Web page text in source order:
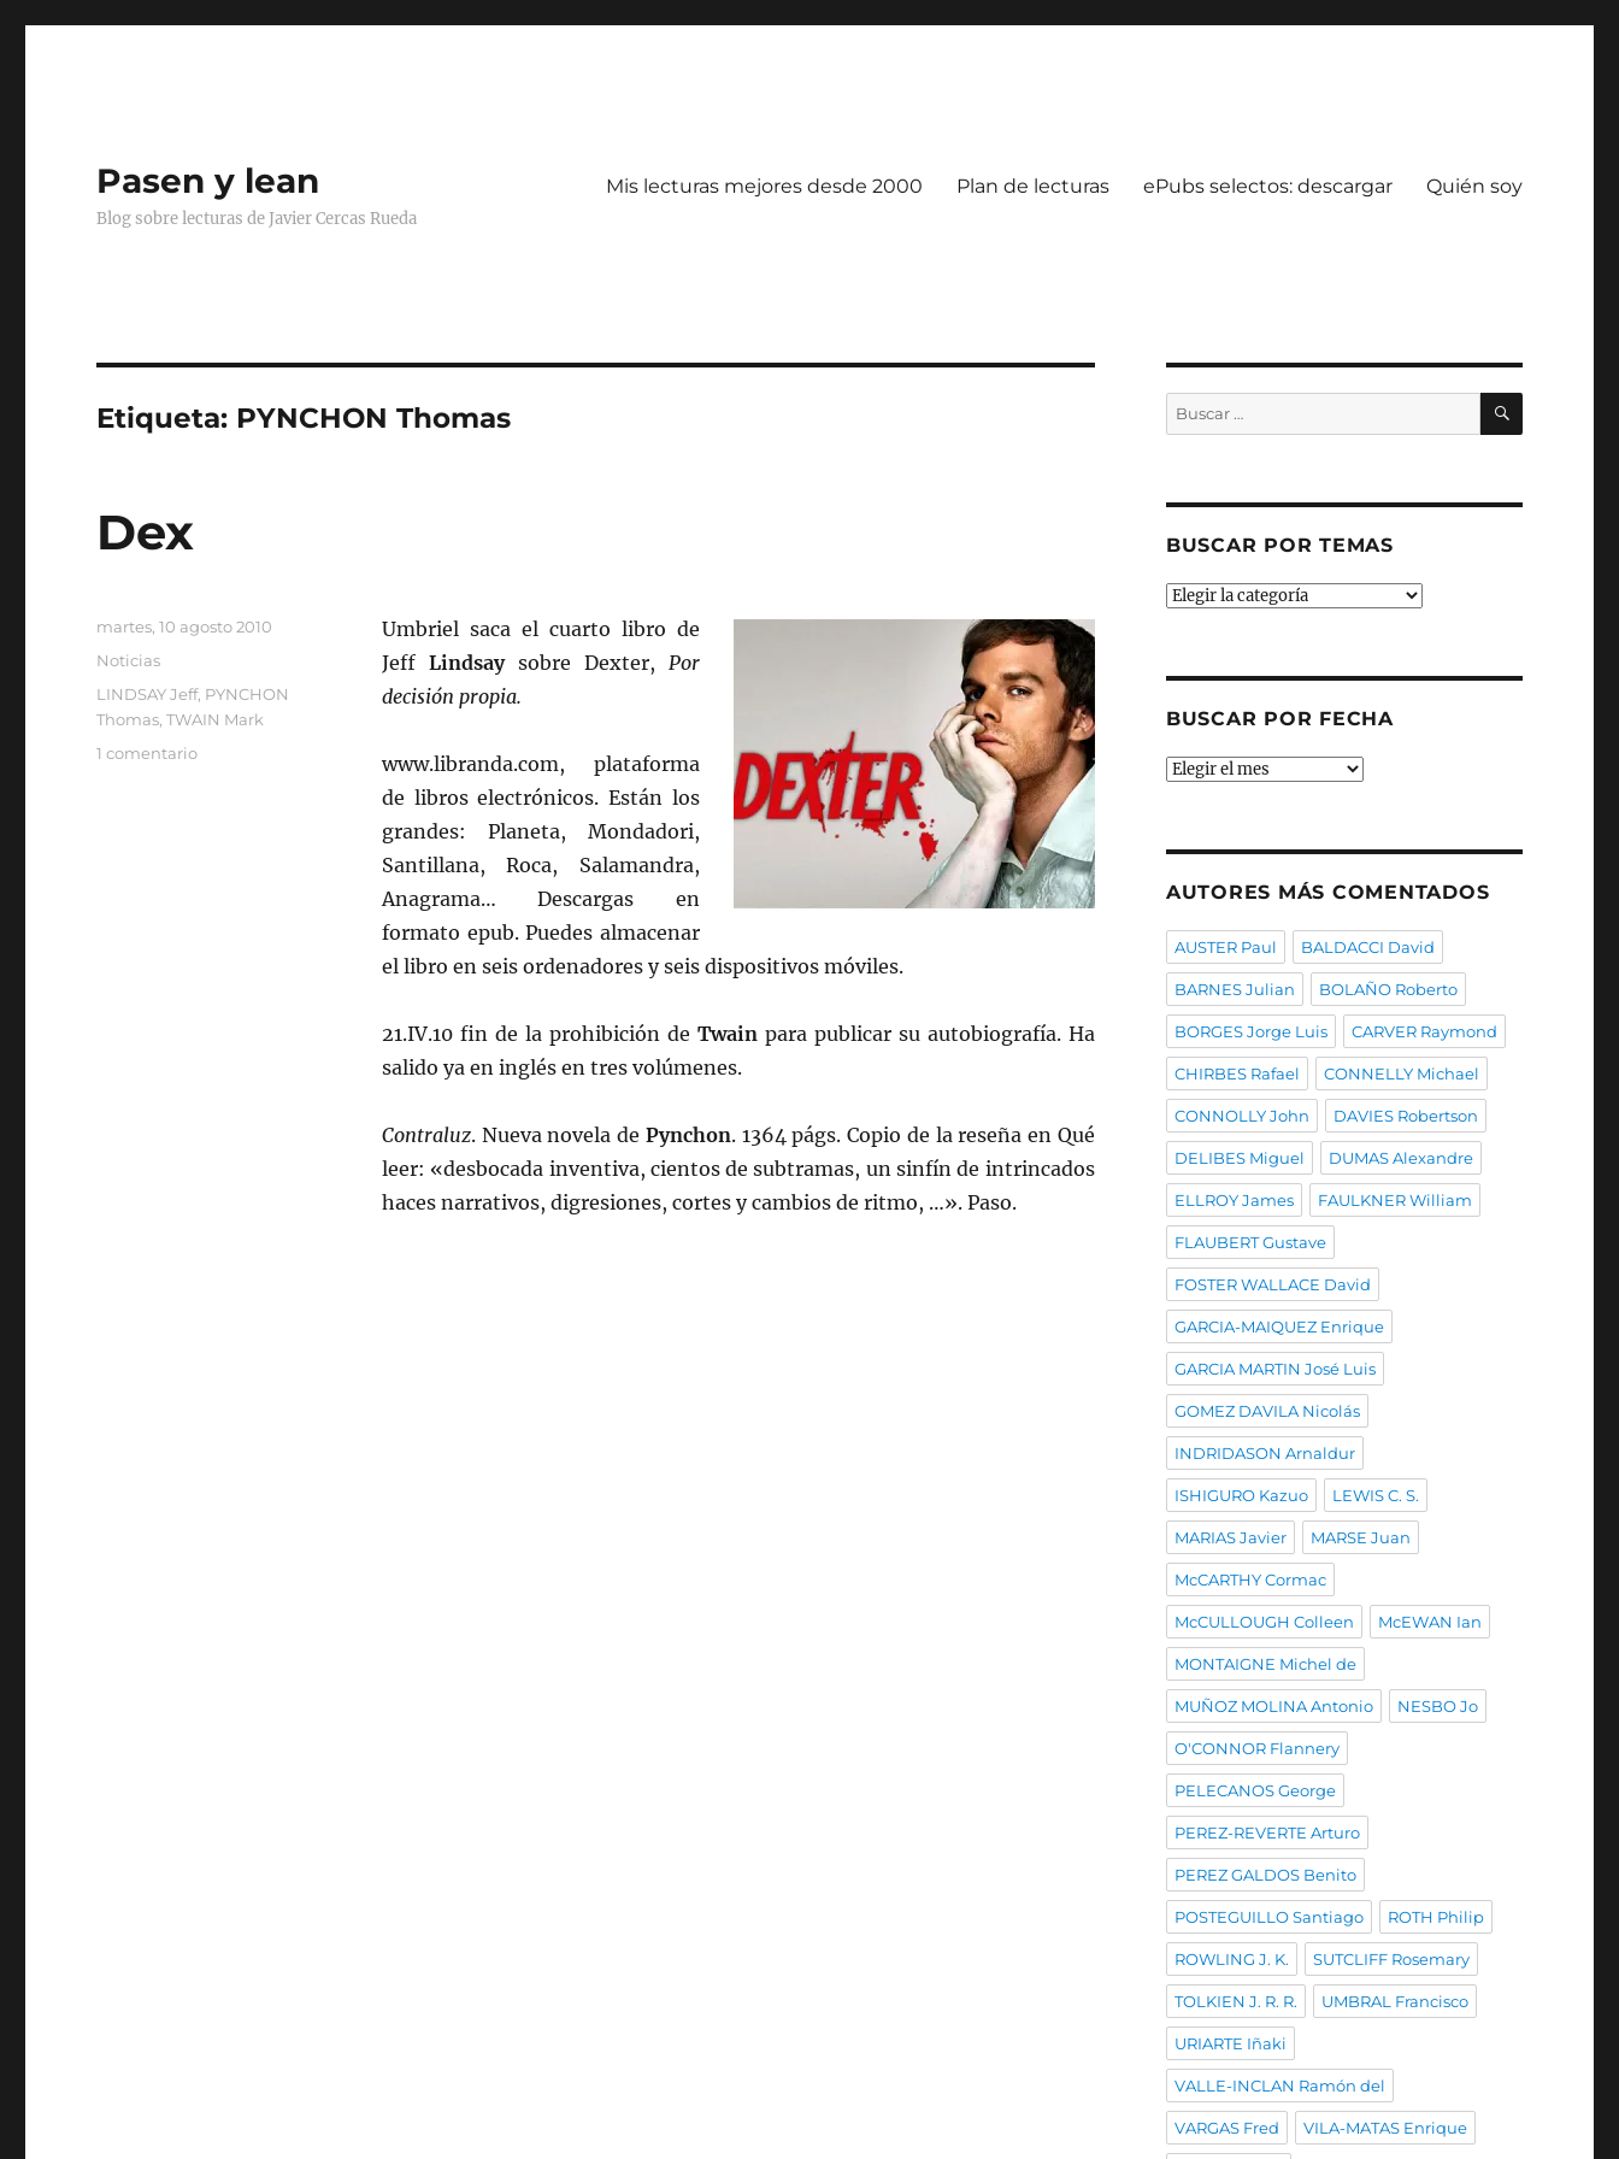
Pasen y lean
Blog sobre lecturas de Javier Cercas Rueda
Mis lecturas mejores desde 2000 Plan de lecturas ePubs selectos: descargar Quién soy
Etiqueta: PYNCHON Thomas
Dex
Umbriel saca el cuarto libro de
Jeff Lindsaysobre Dexter, Por
decisión propia.
www.libranda.com, plataforma
de libros electrónicos. Están los
grandes: Planeta, Mondadori,
Santillana, Roca, Salamandra,
Anagrama… Descargas en
formato epub. Puedes almacenar
el libro en seis ordenadores y seis dispositivos móviles.
21.IV.10 fin de la prohibición de Twainpara publicar su autobiografía. Ha
salido ya en inglés en tres volúmenes.
Contraluz. Nueva novela de Pynchon. 1364 págs. Copio de la reseña en Qué
leer: «desbocada inventiva, cientos de subtramas, un sinfín de intrincados
haces narrativos, digresiones, cortes y cambios de ritmo, …». Paso.
Publicado
martes, 10 agosto 2010
Categorías
Noticias
Etiquetas
LINDSAY Jeff, PYNCHON
Thomas ,TWAIN Mark
1 comentarioen
Buscar
por:
BUSCAR
BUSCAR POR TEMAS
Buscar
BUSCAR POR FECHA
Buscar
AUTORES MÁS COMENTADOS
AUSTER Paul BALDACCI David
BARNES Julian BOLAÑO Roberto
BORGES Jorge Luis CARVER Raymond
CHIRBES Rafael CONNELLY Michael
CONNOLLY John DAVIES Robertson
DELIBES Miguel DUMAS Alexandre
ELLROY James FAULKNER William
FLAUBERT Gustave
FOSTER WALLACE David
GARCIA-MAIQUEZ Enrique
GARCIA MARTIN José Luis
GOMEZ DAVILA Nicolás
INDRIDASON Arnaldur
ISHIGURO Kazuo LEWIS C. S.
MARIAS Javier MARSE Juan
McCARTHY Cormac
McCULLOUGH Colleen McEWAN Ian
MONTAIGNE Michel de
MUÑOZ MOLINA Antonio NESBO Jo
O'CONNOR Flannery
PELECANOS George
PEREZ-REVERTE Arturo
PEREZ GALDOS Benito
POSTEGUILLO Santiago ROTH Philip
ROWLING J. K. SUTCLIFF Rosemary
TOLKIEN J. R. R. UMBRAL Francisco
URIARTE Iñaki
VALLE-INCLAN Ramón del
VARGAS Fred VILA-MATAS Enrique